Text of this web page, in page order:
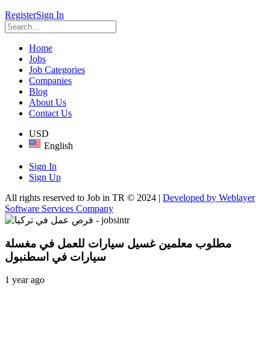
RegisterSign In
Home
Jobs
Job Categories
Companies
Blog
About Us
Contact Us
USD
English
Sign In
Sign Up
All rights reserved to Job in TR © 2024 | Developed by Weblayer
Software Services Company
مطلوب معلمين غسيل سيارات للعمل في مغسلة
سيارات في اسطنبول
1 year ago